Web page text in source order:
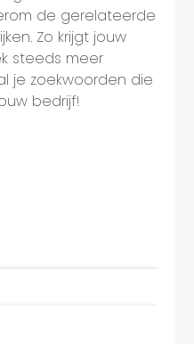
de gerelateerde
Zo krijgt jouw
steeds meer
je zoekwoorden die
bedrijf!